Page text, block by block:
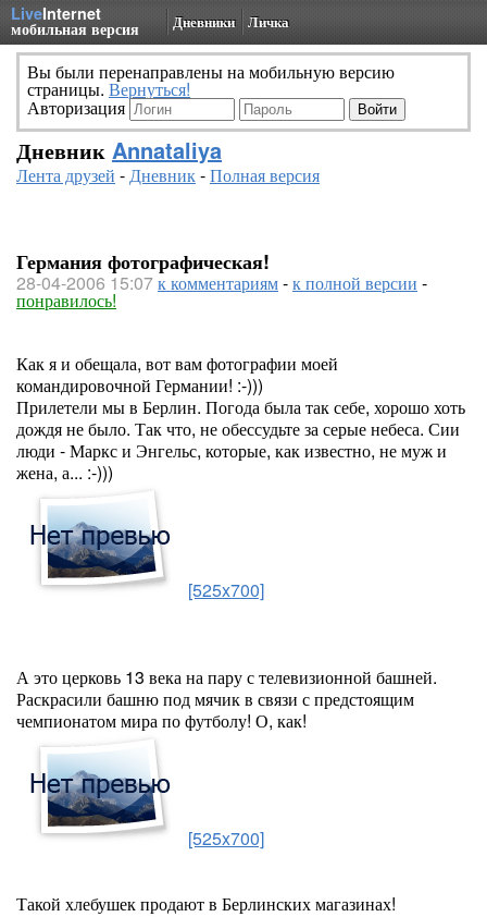
LiveInternet
мобильная версия Дневники Личка
Вы были перенаправлены на мобильную версию
страницы. Вернуться!
Авторизация
Дневник Annataliya
Лента друзей -Дневник-Полная версия
Германия фотографическая!
28-04-2006 15:07к комментариям-к полной версии -
понравилось!
Как я и обещала, вот вам фотографии моей
командировочной Германии! :-)))
Прилетели мы в Берлин. Погода была так себе, хорошо хоть
дождя не было. Так что, не обессудьте за серые небеса. Сии
люди - Маркс и Энгельс, которые, как известно, не муж и
жена, а... :-)))
[525x700]
А это церковь 13 века на пару с телевизионной башней.
Раскрасили башню под мячик в связи с предстоящим
чемпионатом мира по футболу! О, как!
[525x700]
Такой хлебушек продают в Берлинских магазинах!